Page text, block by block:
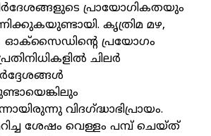
പ്രായോഗികതയും
കൃത്രിമ മഴ,
പ്രയോഗം
ചിലര്‍
വിദഗ്ദ്ധാഭിപ്രായം.
ശേഷം വെള്ളം പമ്പ് ചെയ്ത്